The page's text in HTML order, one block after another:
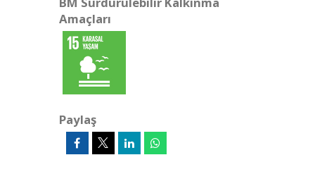
Amaçları
Paylaş